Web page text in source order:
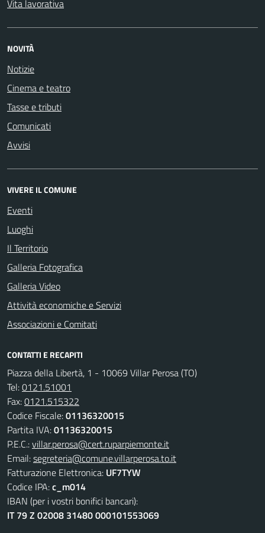
Vita lavorativa
NOVITÀ
Notizie
Cinema e teatro
Tasse e tributi
Comunicati
Avvisi
VIVERE IL COMUNE
Eventi
Luoghi
Il Territorio
Galleria Fotografica
Galleria Video
Attività economiche e Servizi
Associazioni e Comitati
CONTATTI E RECAPITI
Piazza della Libertà, 1 - 10069 Villar Perosa (TO)
Tel:0121.51001
Fax:0121.515322
Codice Fiscale:01136320015
Partita IVA:01136320015
P.E.C.:villar.perosa@cert.ruparpiemonte.it
Email:segreteria@comune.villarperosa.to.it
Fatturazione Elettronica: UF7TYW
Codice IPA:c_m014
IBAN (per i vostri bonifici bancari):
IT 79 Z 02008 31480 000101553069